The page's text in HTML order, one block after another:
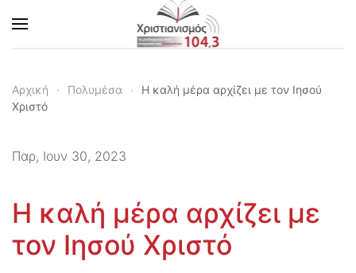
Skip to main content
Αρχική Πολυμέσα
Η καλή μέρα αρχίζει με τον Ιησού
Χριστό
Παρ, Ιουν 30, 2023
Η καλή μέρα αρχίζει με
τον Ιησού Χριστό